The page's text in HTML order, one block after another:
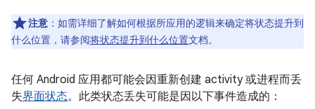
注意 ： 如需详细了解如何根据所应用的逻辑来确定将状态提升到
什么位置，请参阅将状态提升到什么位置文档。
任何 Android 应用都可能会因重新创建 activity 或进程而丢
失界面状态。此类状态丢失可能是因以下事件造成的：